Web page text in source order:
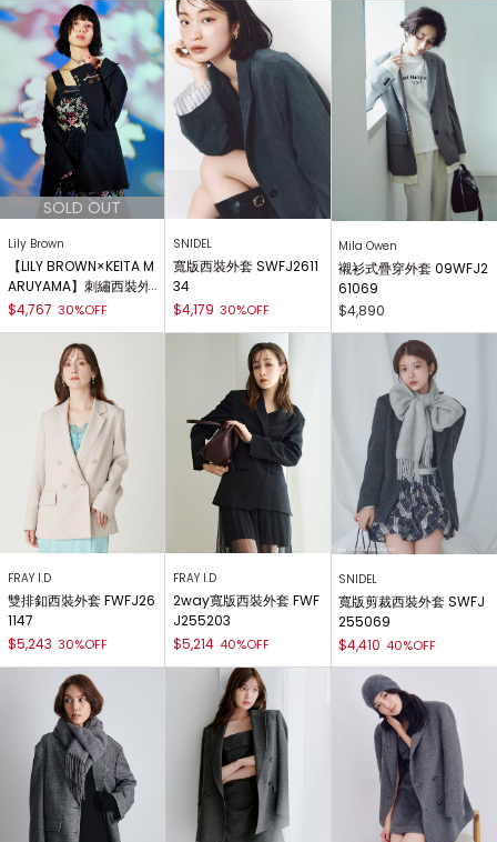
Lily Brown
【LILY BROWN×KEITA M
ARUYAMA】刺繡西裝外
套 LWFJ261178
$4,767 30%OFF
SNIDEL
寬版西裝外套 SWFJ2611
34
$4,179 30%OFF
Mila Owen
襯衫式疊穿外套 09WFJ2
61069
$4,890
FRAY I.D
雙排釦西裝外套 FWFJ26
1147
$5,243 30%OFF
FRAY I.D
2way寬版西裝外套 FWF
J255203
$5,214 40%OFF
SNIDEL
寬版剪裁西裝外套 SWFJ
255069
$4,410 40%OFF